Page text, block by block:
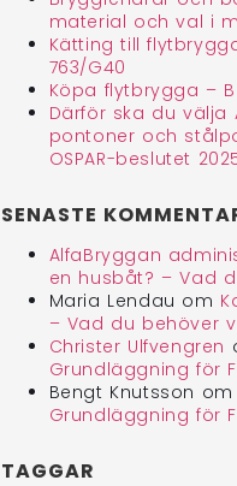
material och val i
Kätting till
763/G40
Köpa flytbrygga –
Därför ska du välja
pontoner och
OSPAR-beslutet
SENASTE
AlfaBryggan
en husbåt? – Vad
Maria Lendau om
– Vad du behöver
Christer Ulfvengren
Grundläggning för
Bengt Knutsson om
Grundläggning för
TAGGAR